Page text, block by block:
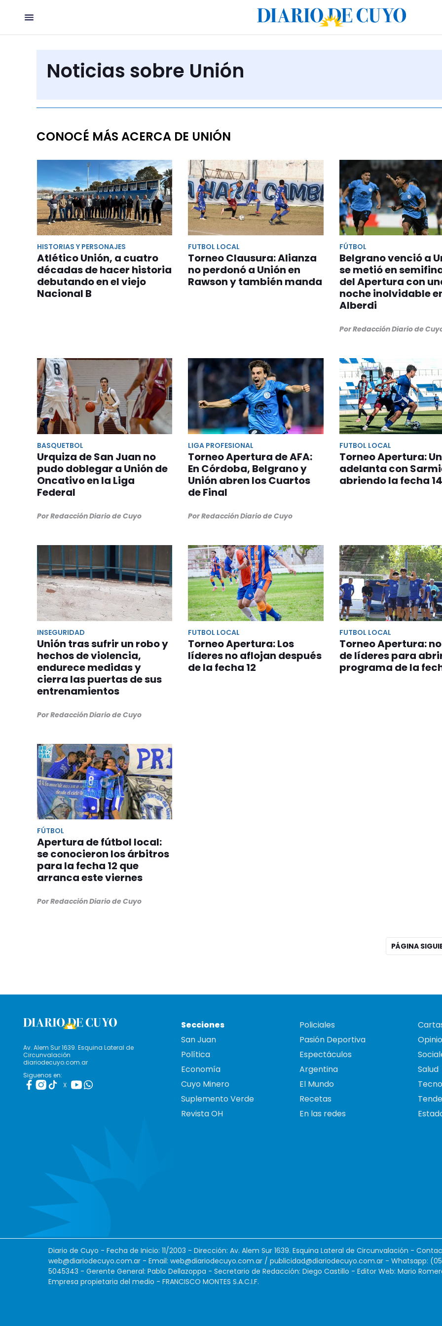
Noticias sobre Unión
CONOCÉ MÁS ACERCA DE UNIÓN
HISTORIAS Y PERSONAJES
Atlético Unión, a cuatro
décadas de hacer historia
debutando en el viejo
Nacional B
FUTBOL LOCAL
Torneo Clausura: Alianza
no perdonó a Unión en
Rawson y también manda
FÚTBOL
Belgrano venció a
se metió en
del Apertura con
noche inolvidable
Alberdi
Por Redacción Diario de
BASQUETBOL
Urquiza de San Juan no
pudo doblegar a Unión de
Oncativo en la Liga
Federal
Por Redacción Diario de Cuyo
LIGA PROFESIONAL
Torneo Apertura de AFA:
En Córdoba, Belgrano y
Unión abren los Cuartos
de Final
Por Redacción Diario de Cuyo
FUTBOL LOCAL
Torneo Apertura:
adelanta con
abriendo la fecha 14
INSEGURIDAD
Unión tras sufrir un robo y
hechos de violencia,
endurece medidas y
cierra las puertas de sus
entrenamientos
Por Redacción Diario de Cuyo
FUTBOL LOCAL
Torneo Apertura: Los
líderes no aflojan después
de la fecha 12
FUTBOL LOCAL
Torneo Apertura:
de líderes para
programa de la
FÚTBOL
Apertura de fútbol local:
se conocieron los árbitros
para la fecha 12 que
arranca este viernes
Por Redacción Diario de Cuyo
PÁGINA
Av. Alem Sur 1639. Esquina Lateral de
Circunvalación
diariodecuyo.com.ar
Siguenos en:
X
Secciones
San Juan
Política
Economía
Cuyo Minero
Suplemento Verde
Revista OH
Policiales
Pasión Deportiva
Espectáculos
Argentina
El Mundo
Recetas
En las redes
Salud
Diario de Cuyo - Fecha de Inicio: 11/2003 - Dirección: Av. Alem Sur 1639. Esquina Lateral de Circunvalación -
web@diariodecuyo.com.ar - Email: web@diariodecuyo.com.ar / publicidad@diariodecuyo.com.ar - Whatsapp:
5045343 - Gerente General: Pablo Dellazoppa - Secretario de Redacción: Diego Castillo - Editor Web: Mario
Empresa propietaria del medio - FRANCISCO MONTES S.A.C.I.F.